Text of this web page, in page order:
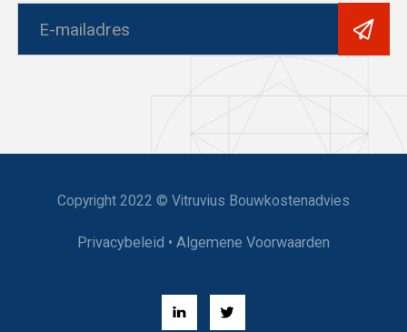
Copyright 2022 © Vitruvius Bouwkostenadvies
Privacybeleid • Algemene Voorwaarden